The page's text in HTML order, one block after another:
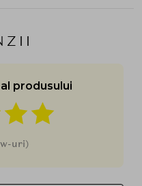
produsului
uri)